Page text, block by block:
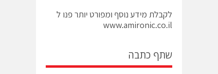
לקבלת מידע נוסף ומפורט יותר פנו ל
www.amironic.co.il
שתף כתבה